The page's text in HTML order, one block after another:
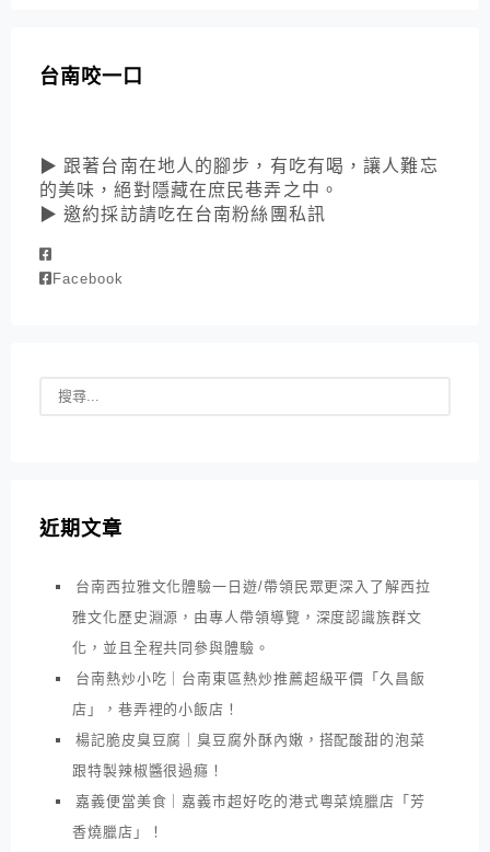
台南咬一口
▶ 跟著台南在地人的腳步，有吃有喝，讓人難忘
的美味，絕對隱藏在庶民巷弄之中。
▶ 邀約採訪請吃在台南粉絲團私訊
Facebook
近期文章
台南西拉雅文化體驗一日遊/帶領民眾更深入了解西拉
雅文化歷史淵源，由專人帶領導覽，深度認識族群文
化，並且全程共同參與體驗。
台南熱炒小吃｜台南東區熱炒推薦超級平價「久昌飯
店」，巷弄裡的小飯店！
楊記脆皮臭豆腐｜臭豆腐外酥內嫩，搭配酸甜的泡菜
跟特製辣椒醬很過癮！
嘉義便當美食｜嘉義市超好吃的港式粵菜燒臘店「芳
香燒臘店」！